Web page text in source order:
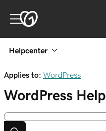
Helpcenter
Applies to: WordPress
WordPress Help